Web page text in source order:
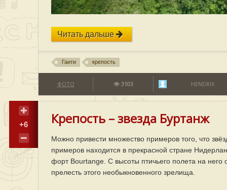
Читать дальше
Гаити крепость
ФОТО 3103 HENDRIX
+6 Крепость – звезда Буртанж
Можно привести множество примеров того, что
примеров находится в прекрасной стране
форт Bourtange. С высоты птичьего полета на него
прелесть этого необыкновенного зрелища.